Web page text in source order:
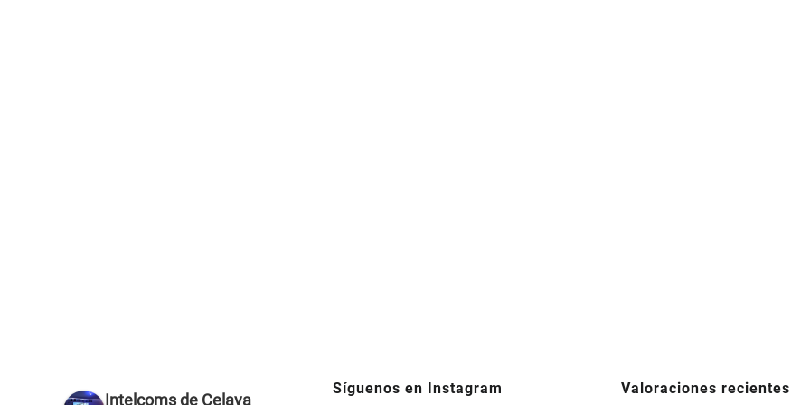
Intelcoms de Celaya
Síguenos en Instagram Valoraciones recientes